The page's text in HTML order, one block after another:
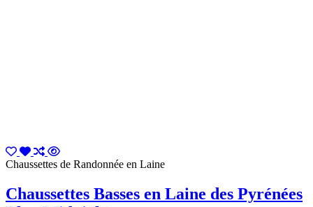
Chaussettes de Randonnée en Laine
Chaussettes Basses en Laine des Pyrénées